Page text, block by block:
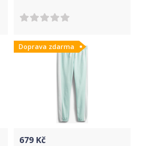
Doprava zdarma
679 Kč